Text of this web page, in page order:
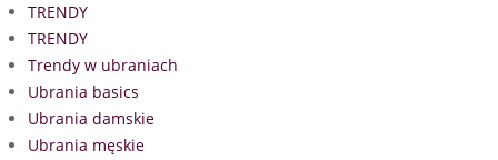
TRENDY
TRENDY
Trendy w ubraniach
Ubrania basics
Ubrania damskie
Ubrania męskie